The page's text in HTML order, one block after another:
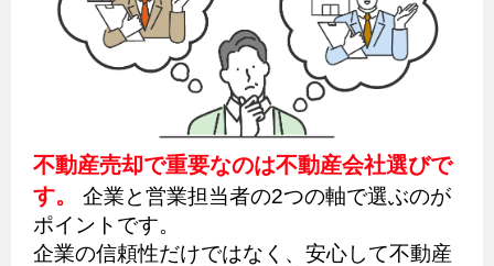
不動産売却で重要なのは不動産会社選びで
す。
企業と営業担当者の2つの軸で選ぶのが
ポイントです。
企業の信頼性だけではなく、安心して不動産